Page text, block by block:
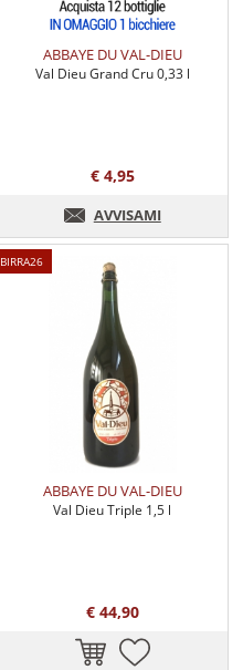
ABBAYE DU VAL-DIEU
Val Dieu Grand Cru 0,33 l
€ 4,95
AVVISAMI
BIRRA26
ABBAYE DU VAL-DIEU
Val Dieu Triple 1,5 l
€ 44,90